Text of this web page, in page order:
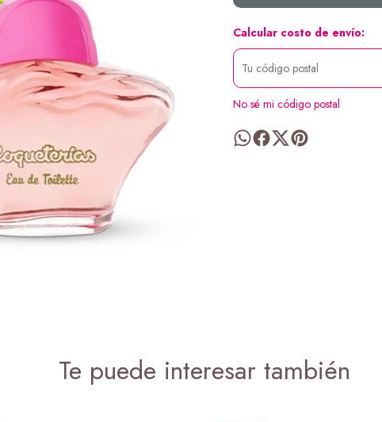
Calcular costo de envío:
No sé mi código postal
Te puede interesar también